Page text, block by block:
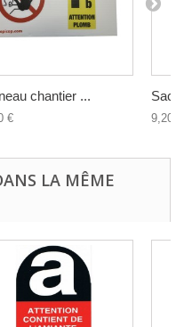
chantier ...
€
Sacs
9,20 €
LA MÊME